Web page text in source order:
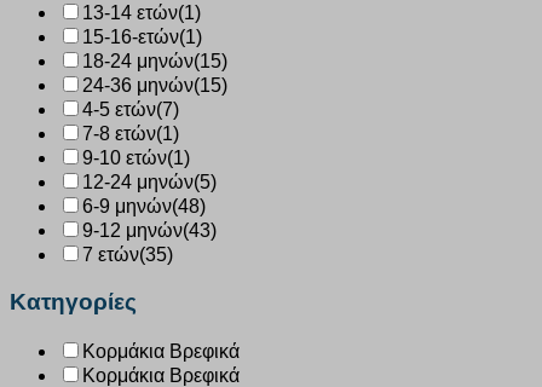
13-14 ετών(1)
15-16-ετών(1)
18-24 μηνών(15)
24-36 μηνών(15)
4-5 ετών(7)
7-8 ετών(1)
9-10 ετών(1)
12-24 μηνών(5)
6-9 μηνών(48)
9-12 μηνών(43)
7 ετών(35)
Κατηγορίες
Κορμάκια Βρεφικά
Κορμάκια Βρεφικά